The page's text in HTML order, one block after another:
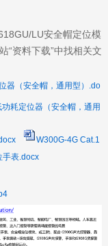
LU安全帽定位模
“资料下载”中找相关文
器（安全帽，通用型）.do
耗定位器（安全帽，通用
W300G-4G Cat.1
手表.docx